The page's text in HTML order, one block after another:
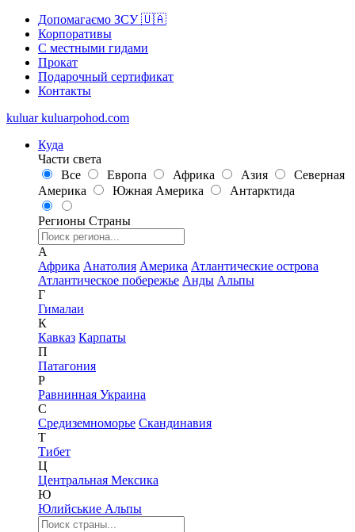
Допомагаємо ЗСУ 🇺🇦
Корпоративы
С местными гидами
Прокат
Подарочный сертификат
Контакты
kuluar kuluarpohod.com
Куда
Части света
Все
Европа Африка Азия
Северная
Америка
Южная Америка Антарктида
Регионы Страны
А
Африка Анатолия Америка Атлантические острова
Атлантическое побережье Анды Альпы
Г
Гималаи
К
Кавказ Карпаты
П
Патагония
Р
Равнинная Украина
С
Средиземноморье Скандинавия
Т
Тибет
Ц
Центральная Мексика
Ю
Юлийськие Альпы